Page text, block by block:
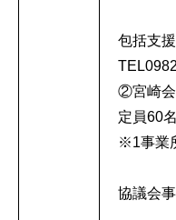
問合
包括支
②宮崎
定員60
※1事業
問合
協議会